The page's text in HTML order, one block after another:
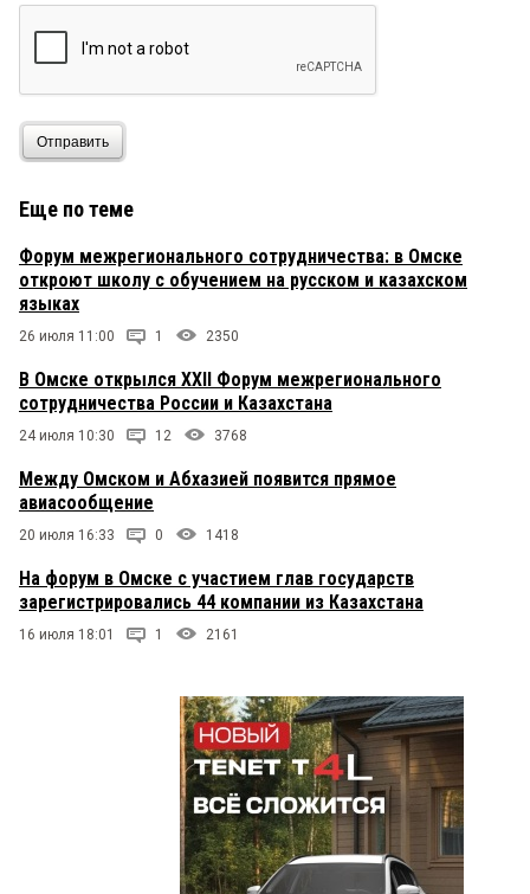
Отправить
Еще по теме
Форум межрегионального сотрудничества: в Омске
откроют школу с обучением на русском и казахском
языках
26 июля 11:00 1 2350
В Омске открылся XXII Форум межрегионального
сотрудничества России и Казахстана
24 июля 10:30 12 3768
Между Омском и Абхазией появится прямое
авиасообщение
20 июля 16:33 0 1418
На форум в Омске с участием глав государств
зарегистрировались 44 компании из Казахстана
16 июля 18:01 1 2161